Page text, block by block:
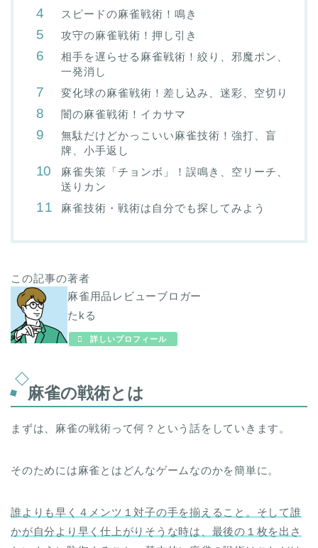
スピードの麻雀戦術！鳴き
攻守の麻雀戦術！押し引き
相手を遅らせる麻雀戦術！絞り、邪魔ポン、
一発消し
変化球の麻雀戦術！差し込み、迷彩、空切り
闇の麻雀戦術！イカサマ
無駄だけどかっこいい麻雀技術！強打、盲
牌、小手返し
麻雀失策「チョンボ」！誤鳴き、空リーチ、
送りカン
麻雀技術・戦術は自分でも探してみよう
この記事の著者
麻雀用品レビューブロガー
たkる
詳しいプロフィール
麻雀の戦術とは
まずは、麻雀の戦術って何？という話をしていきます。
そのためには麻雀とはどんなゲームなのかを簡単に。
誰よりも早く４メンツ１対子の手を揃えること。そして誰
かが自分より早く仕上がりそうな時は、最後の１枚を出さ